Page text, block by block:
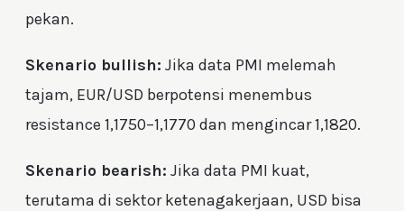
pekan.
Skenario bullish: Jika data PMI melemah
tajam, EUR/USD berpotensi menembus
resistance 1,1750–1,1770 dan mengincar 1,1820.
Skenario bearish: Jika data PMI kuat,
terutama di sektor ketenagakerjaan, USD bisa